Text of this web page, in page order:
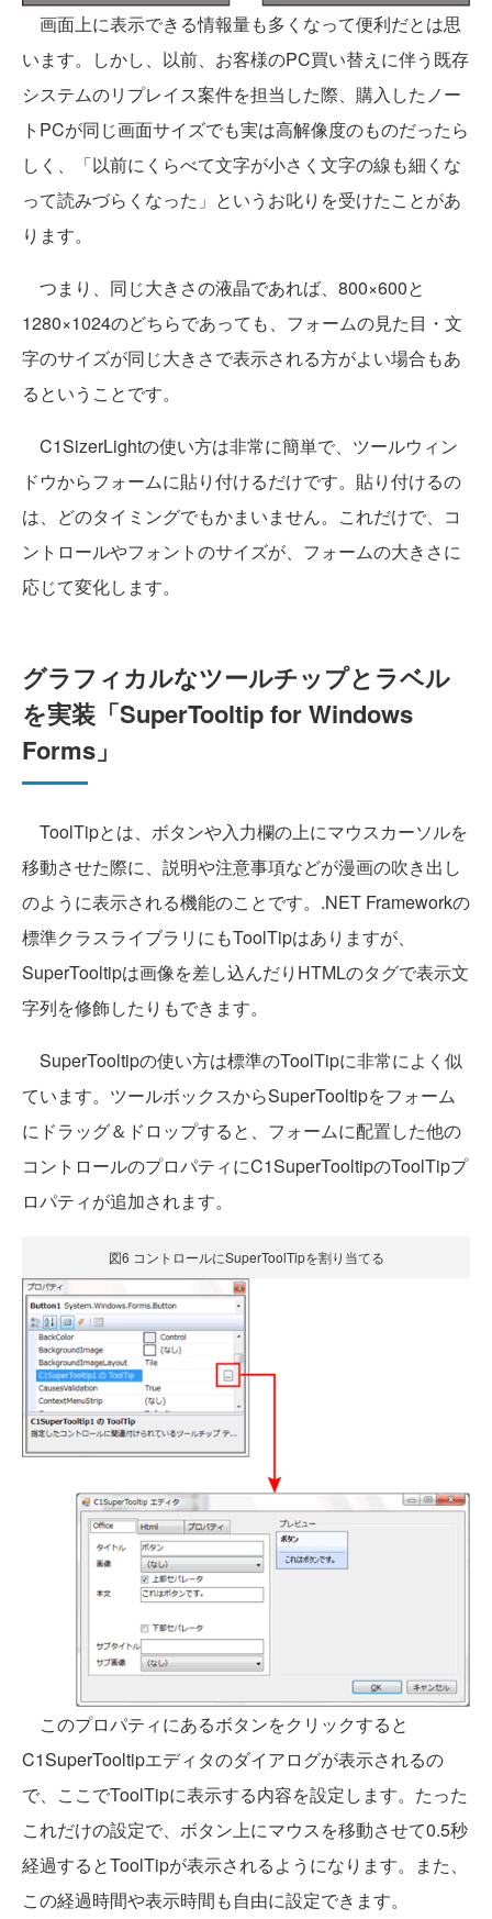
画面上に表示できる情報量も多くなって便利だとは思
います。しかし、以前、お客様のPC買い替えに伴う既存
システムのリプレイス案件を担当した際、購入したノー
トPCが同じ画面サイズでも実は高解像度のものだったら
しく、「以前にくらべて文字が小さく文字の線も細くな
って読みづらくなった」というお叱りを受けたことがあ
ります。
つまり、同じ大きさの液晶であれば、800×600と
1280×1024のどちらであっても、フォームの見た目・文
字のサイズが同じ大きさで表示される方がよい場合もあ
るということです。
C1SizerLightの使い方は非常に簡単で、ツールウィン
ドウからフォームに貼り付けるだけです。貼り付けるの
は、どのタイミングでもかまいません。これだけで、コ
ントロールやフォントのサイズが、フォームの大きさに
応じて変化します。
グラフィカルなツールチップとラベル
を実装「SuperTooltip for Windows
Forms」
ToolTipとは、ボタンや入力欄の上にマウスカーソルを
移動させた際に、説明や注意事項などが漫画の吹き出し
のように表示される機能のことです。.NET Frameworkの
標準クラスライブラリにもToolTipはありますが、
SuperTooltipは画像を差し込んだりHTMLのタグで表示文
字列を修飾したりもできます。
SuperTooltipの使い方は標準のToolTipに非常によく似
ています。ツールボックスからSuperTooltipをフォーム
にドラッグ＆ドロップすると、フォームに配置した他の
コントロールのプロパティにC1SuperTooltipのToolTipプ
ロパティが追加されます。
図6 コントロールにSuperToolTipを割り当てる
このプロパティにあるボタンをクリックすると
C1SuperTooltipエディタのダイアログが表示されるの
で、ここでToolTipに表示する内容を設定します。たった
これだけの設定で、ボタン上にマウスを移動させて0.5秒
経過するとToolTipが表示されるようになります。また、
この経過時間や表示時間も自由に設定できます。